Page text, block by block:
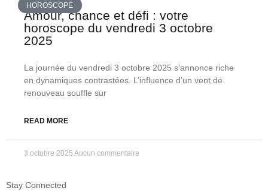
HOROSCOPE
Amour, chance et défi : votre
horoscope du vendredi 3 octobre
2025
La journée du vendredi 3 octobre 2025 s’annonce riche
en dynamiques contrastées. L’influence d’un vent de
renouveau souffle sur
READ MORE
3 octobre 2025 Aucun commentaire
Stay Connected